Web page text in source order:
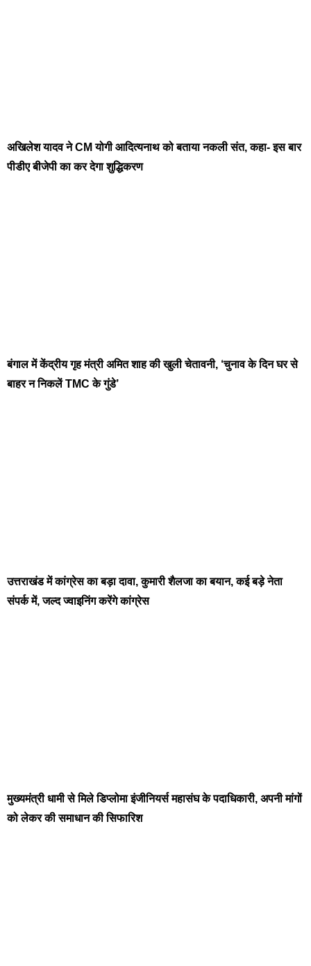
अखिलेश यादव ने CM योगी आदित्यनाथ को बताया नकली संत, कहा- इस बार
पीडीए बीजेपी का कर देगा शुद्धिकरण
बंगाल में केंद्रीय गृह मंत्री अमित शाह की खुली चेतावनी, ‘चुनाव के दिन घर से
बाहर न निकलें TMC के गुंडे’
उत्तराखंड में कांग्रेस का बड़ा दावा, कुमारी शैलजा का बयान, कई बड़े नेता
संपर्क में, जल्द ज्वाइनिंग करेंगे कांग्रेस
मुख्यमंत्री धामी से मिले डिप्लोमा इंजीनियर्स महासंघ के पदाधिकारी, अपनी मांगों
को लेकर की समाधान की सिफारिश